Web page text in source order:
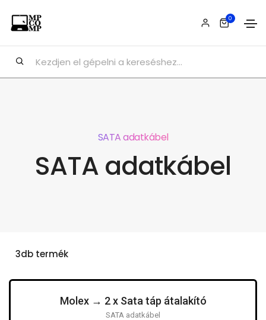
0
SATA adatkábel
SATA adatkábel
3db termék
Molex → 2 x Sata táp átalakító
SATA adatkábel